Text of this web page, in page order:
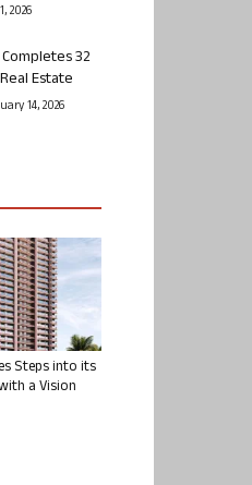
2026
32
Estate
14, 2026
Steps into its
a Vision